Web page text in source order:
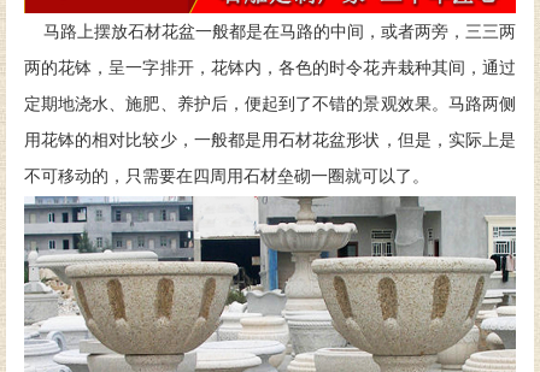
马路上摆放石材花盆一般都是在马路的中间，或者两旁，三三两
两的花钵，呈一字排开，花钵内，各色的时令花卉栽种其间，通过
定期地浇水、施肥、养护后，便起到了不错的景观效果。马路两侧
用花钵的相对比较少，一般都是用石材花盆形状，但是，实际上是
不可移动的，只需要在四周用石材垒砌一圈就可以了。